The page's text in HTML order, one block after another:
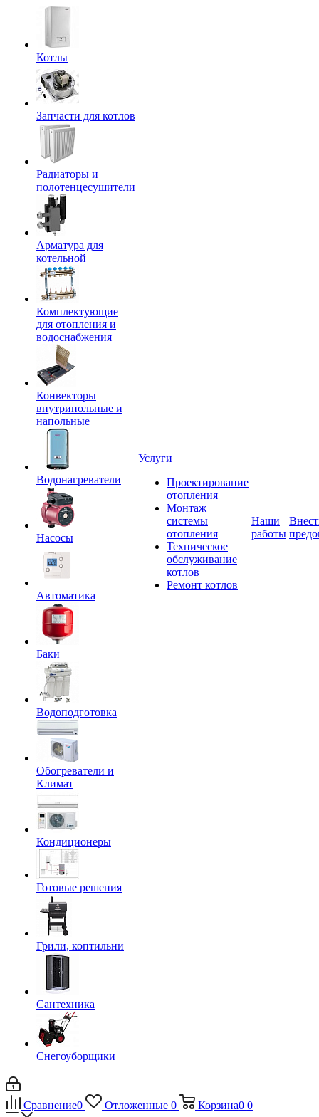
Котлы
Запчасти для котлов
Радиаторы и
полотенцесушители
Арматура для
котельной
Комплектующие
для отопления и
водоснабжения
Конвекторы
внутрипольные и
напольные
Водонагреватели
Насосы
Автоматика
Баки
Водоподготовка
Обогреватели и
Климат
Кондиционеры
Готовые решения
Грили, коптильни
Сантехника
Снегоуборщики
Услуги
Проектирование
отопления
Монтаж
системы
отопления
Техническое
обслуживание
котлов
Ремонт котлов
Наши
работы
Сравнение0 Отложенные 0 Корзина0 0